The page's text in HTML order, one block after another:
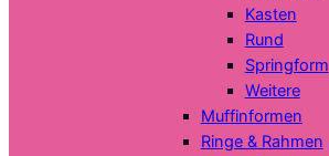
Kasten
Rund
Springform
Weitere
Muffinformen
Ringe & Rahmen